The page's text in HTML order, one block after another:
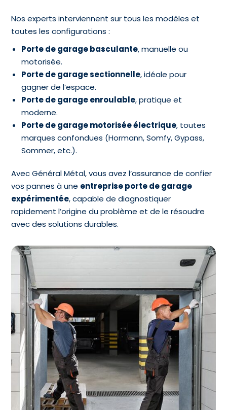
Nos experts interviennent sur tous les modèles et
toutes les configurations :
Porte de garage basculante, manuelle ou
motorisée.
Porte de garage sectionnelle, idéale pour
gagner de l’espace.
Porte de garage enroulable, pratique et
moderne.
Porte de garage motorisée électrique, toutes
marques confondues (Hormann, Somfy, Gypass,
Sommer, etc.).
Avec Général Métal, vous avez l’assurance de confier
vos pannes à une entreprise porte de garage
expérimentée, capable de diagnostiquer
rapidement l’origine du problème et de le résoudre
avec des solutions durables.